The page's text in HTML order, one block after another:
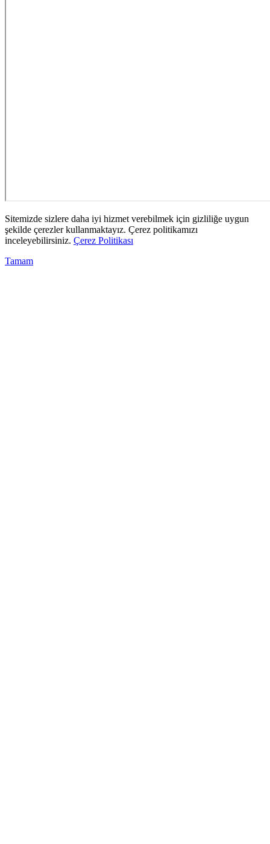
Sitemizde sizlere daha iyi hizmet verebilmek için gizliliğe uygun
şekilde çerezler kullanmaktayız. Çerez politikamızı
inceleyebilirsiniz. Çerez Politikası
Tamam